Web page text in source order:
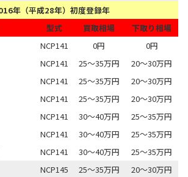
年（平成28年）初度登録年
型式 買取相場
下取り相場
NCP141 0円
0円
NCP141 25～35万円
20～30万円
NCP141 25～35万円
20～30万円
NCP141 25～35万円
20～30万円
NCP141 30～40万円
25～35万円
NCP141 30～40万円
25～35万円
NCP141 30～40万円
25～35万円
NCP145 25～35万円
20～30万円